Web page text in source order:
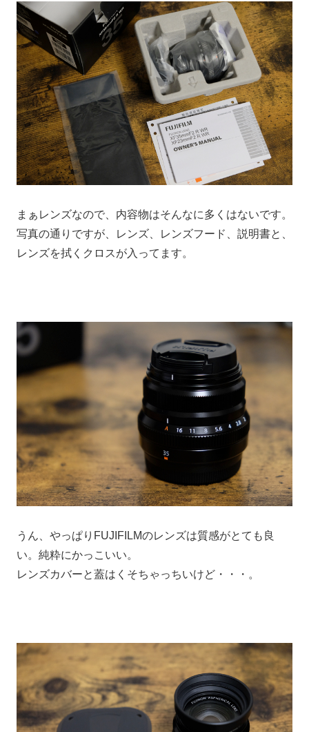
まぁレンズなので、内容物はそんなに多くはないです。
写真の通りですが、レンズ、レンズフード、説明書と、
レンズを拭くクロスが入ってます。
うん、やっぱりFUJIFILMのレンズは質感がとても良
い。純粋にかっこいい。
レンズカバーと蓋はくそちゃっちいけど・・・。